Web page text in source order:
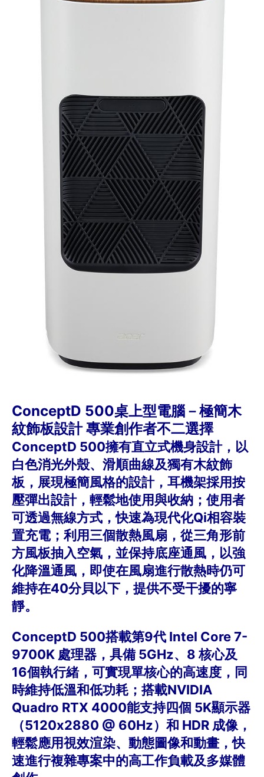
ConceptD 500桌上型電腦－極簡木
紋飾板設計 專業創作者不二選擇
ConceptD 500擁有直立式機身設計，以
白色消光外殼、滑順曲線及獨有木紋飾
板，展現極簡風格的設計，耳機架採用按
壓彈出設計，輕鬆地使用與收納；使用者
可透過無線方式，快速為現代化Qi相容裝
置充電；利用三個散熱風扇，從三角形前
方風板抽入空氣，並保持底座通風，以強
化降溫通風，即使在風扇進行散熱時仍可
維持在40分貝以下，提供不受干擾的寧
靜。
ConceptD 500搭載第9代 Intel Core 7-
9700K 處理器，具備 5GHz、8 核心及
16個執行緒，可實現單核心的高速度，同
時維持低溫和低功耗；搭載NVIDIA
Quadro RTX 4000能支持四個 5K顯示器
（5120x2880 @ 60Hz）和 HDR 成像，
輕鬆應用視效渲染、動態圖像和動畫，快
速進行複雜專案中的高工作負載及多媒體